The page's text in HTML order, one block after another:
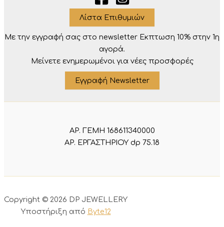
Λίστα Επιθυμιών
Με την εγγραφή σας στο newsletter Eκπτωση 10% στην 1η
αγορά.
Μείνετε ενημερωμένοι για νέες προσφορές
Εγγραφή Newsletter
ΑΡ. ΓΕΜΗ 168611340000
ΑΡ. ΕΡΓΑΣΤΗΡΙΟΥ dp 75.18
Copyright © 2026 DP JEWELLERY
Υποστήριξη από Byte12